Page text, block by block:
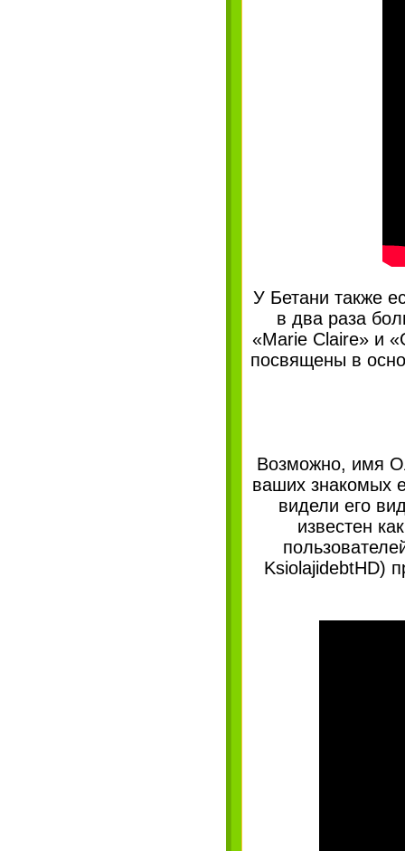
У Бетани также
в два раза
«Marie Claire» и
посвящены в
Возможно, имя
ваших знакомых
видели его
известен
KsiolajidebtHD)